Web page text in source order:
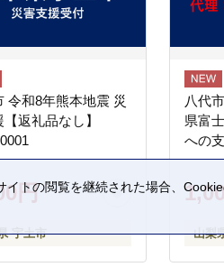
令和8年熊本地震 災
返礼品なし】
円
宇土市
八代
県富
への
山梨
トの閲覧を継続された場合、